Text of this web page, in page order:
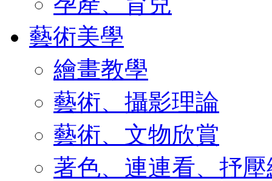
藝術美學
繪畫教學
藝術、攝影理論
藝術、文物欣賞
著色、連連看、抒